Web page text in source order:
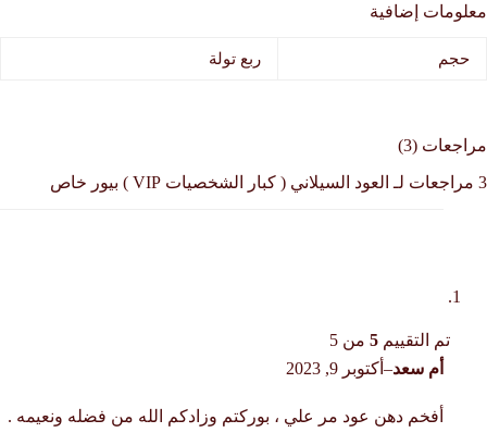
معلومات إضافية
حجم ربع تولة
مراجعات (3)
3 مراجعات لـ
العود السيلاني ( كبار الشخصيات VIP ) بيور خاص
تم التقييم 5من 5
أم سعد– أكتوبر 9, 2023
أفخم دهن عود مر علي ، بوركتم وزادكم الله من فضله ونعيمه .